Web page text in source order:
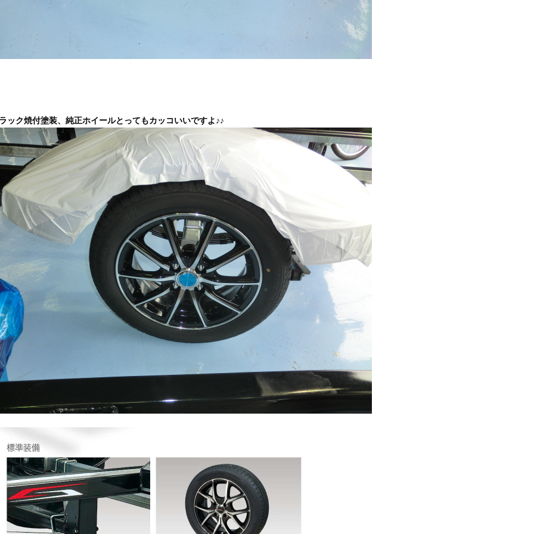
ック焼付塗装、純正ホイールとってもカッコいいですよ♪♪